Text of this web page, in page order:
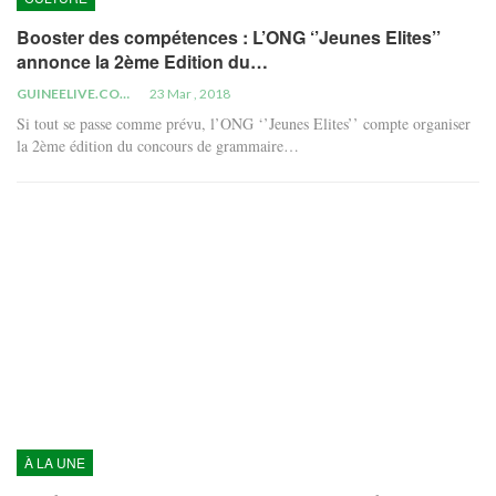
Booster des compétences : L’ONG ‘’Jeunes Elites’’
annonce la 2ème Edition du…
GUINEELIVE.COM 23 Mar , 2018
Si tout se passe comme prévu, l’ONG ‘’Jeunes Elites’’ compte organiser
la 2ème édition du concours de grammaire…
À LA UNE